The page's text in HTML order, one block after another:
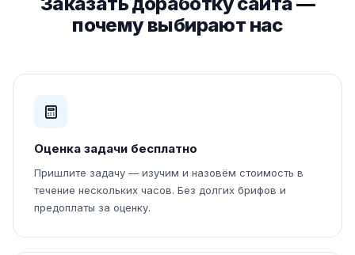
почему выбирают нас
Оценка задачи бесплатно
Пришлите задачу — изучим и назовём стоимость в
течение нескольких часов. Без долгих брифов и
предоплаты за оценку.